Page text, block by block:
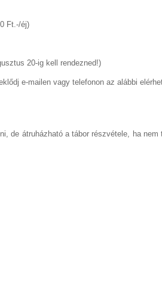
Ft.-/éj)
20-ig kell rendezned!)
e-mailen vagy telefonon az alábbi
de átruházható a tábor részvétele, ha